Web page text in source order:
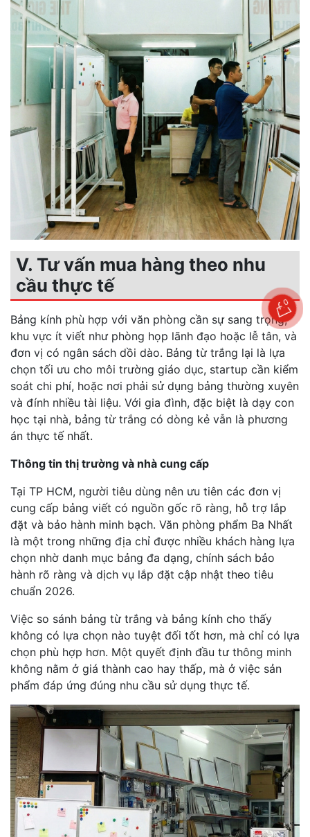
V. Tư vấn mua hàng theo nhu
cầu thực tế
Bảng kính phù hợp với văn phòng cần sự sang trọng,
khu vực ít viết như phòng họp lãnh đạo hoặc lễ tân, và
đơn vị có ngân sách dồi dào. Bảng từ trắng lại là lựa
chọn tối ưu cho môi trường giáo dục, startup cần kiểm
soát chi phí, hoặc nơi phải sử dụng bảng thường xuyên
và đính nhiều tài liệu. Với gia đình, đặc biệt là dạy con
học tại nhà, bảng từ trắng có dòng kẻ vẫn là phương
án thực tế nhất.
Thông tin thị trường và nhà cung cấp
Tại TP HCM, người tiêu dùng nên ưu tiên các đơn vị
cung cấp bảng viết có nguồn gốc rõ ràng, hỗ trợ lắp
đặt và bảo hành minh bạch. Văn phòng phẩm Ba Nhất
là một trong những địa chỉ được nhiều khách hàng lựa
chọn nhờ danh mục bảng đa dạng, chính sách bảo
hành rõ ràng và dịch vụ lắp đặt cập nhật theo tiêu
chuẩn 2026.
Việc so sánh bảng từ trắng và bảng kính cho thấy
không có lựa chọn nào tuyệt đối tốt hơn, mà chỉ có lựa
chọn phù hợp hơn. Một quyết định đầu tư thông minh
không nằm ở giá thành cao hay thấp, mà ở việc sản
phẩm đáp ứng đúng nhu cầu sử dụng thực tế.
0